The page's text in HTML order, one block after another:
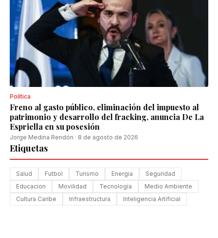
Política
Freno al gasto público, eliminación del impuesto al
patrimonio y desarrollo del fracking, anuncia De La
Espriella en su posesión
Jorge Medina Rendón · 8 de agosto de 2026
Etiquetas
Salud Futbol Turismo Energia
Seguridad
Educacion
Movilidad Tecnología
Medio Ambiente
Cultura Caribe
Infraestructura Inteligencia Artificial